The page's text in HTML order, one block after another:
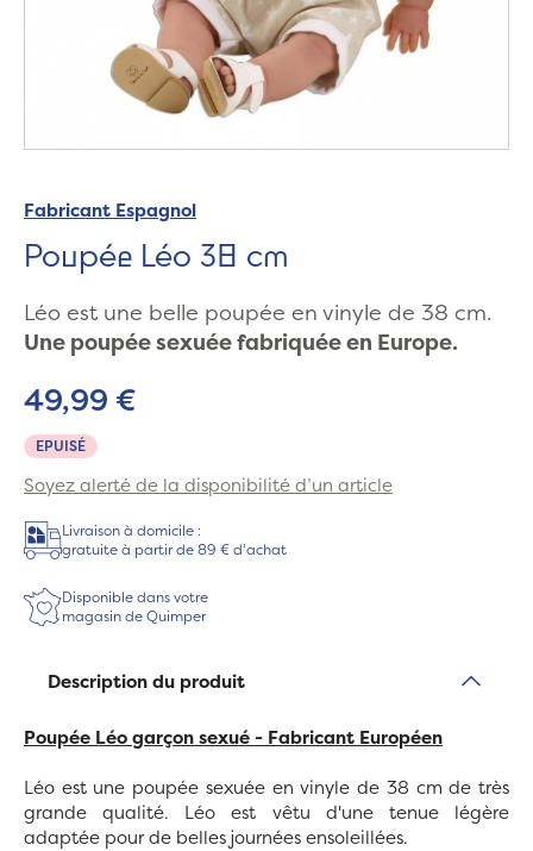
Fabricant Espagnol
Poupée Léo 38 cm
Léo est une belle poupée en vinyle de 38 cm.
Une poupée sexuée fabriquée en Europe.
EPUISÉ
49,99 €
Soyez alerté de la disponibilité d’un article
Livraison à domicile :
gratuite à partir de 89 € d'achat
Disponible dans votre
magasin de Quimper
Description du produit
Poupée Léo garçon sexué - Fabricant Européen
Léo est une poupée sexuée en vinyle de 38 cm de très
grande qualité. Léo est vêtu d'une tenue légère
adaptée pour de belles journées ensoleillées.